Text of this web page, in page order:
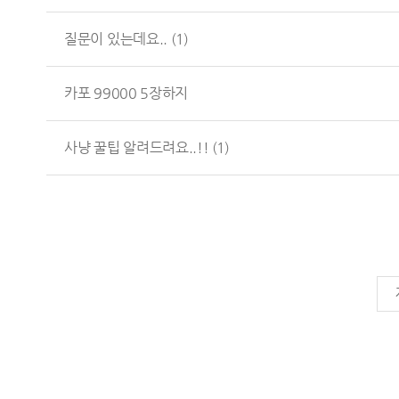
질문이 있는데요.. (1)
카포 99000 5장하지
사냥 꿀팁 알려드려요..!! (1)